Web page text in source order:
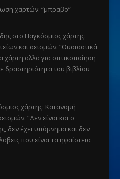
χαρτών: “μπραβο”
στο Παγκόσμιος χάρτης:
και σεισμών: “Ουσιαστικά
χάρτη αλλά για οπτικοποίηση
δραστηριότητα του βιβλίου
χάρτης: Κατανομή
: “Δεν είναι και ο
δεν έχει υπόμνημα και δεν
που είναι τα ηφαίστεια